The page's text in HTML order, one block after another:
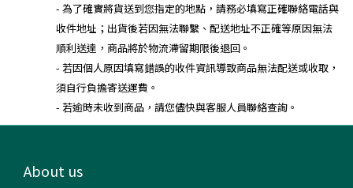
- 為了確實將貨送到您指定的地點，請務必填寫正確聯絡電話與
收件地址；出貨後若因無法聯繫、配送地址不正確等原因無法
順利送達，商品將於物流滯留期限後退回。
- 若因個人原因填寫錯誤的收件資訊導致商品無法配送或收取，
須自行負擔寄送運費。
- 若逾時未收到商品，請您儘快與客服人員聯絡查詢。
About us